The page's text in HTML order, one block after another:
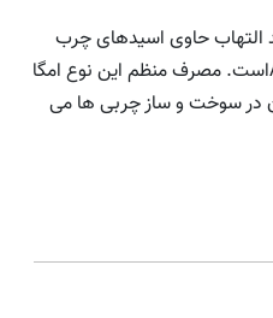
حاوی اسیدهای چرب
امگا ۳ شناخته شده با نامALAاست. مصرف منظم این نوع امگا
در سوخت و ساز چربی ها می